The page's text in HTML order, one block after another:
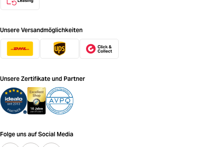
Unsere Versandmöglichkeiten
Unsere Zertifikate und Partner
Folge uns auf Social Media